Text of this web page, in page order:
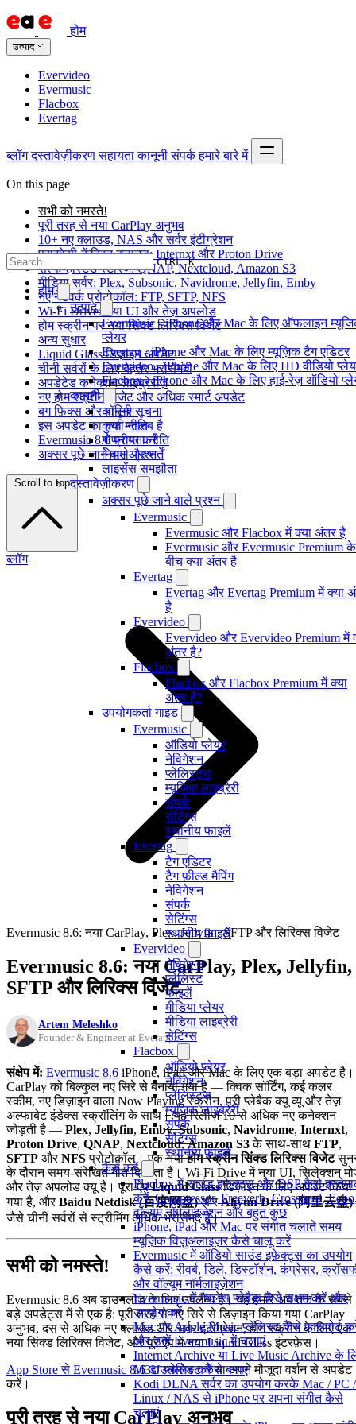
होम
उत्पाद
Evervideo
Evermusic
Flacbox
Evertag
ब्लॉग दस्तावेज़ीकरण सहायता कानूनी संपर्क हमारे बारे में
CTRL K
होम
उत्पाद
Evermusic - iPhone और Mac के लिए ऑफलाइन
प्लेयर
Evertag - iPhone और Mac के लिए म्यूज़िक टैग एडिटर
Evervideo - iPhone और Mac के लिए HD वीडियो
Flacbox - iPhone और Mac के लिए हाई-रेज़ ऑडियो
कानूनी
कानूनी सूचना
कुकी नीति
गोपनीयता नीति
नियम और शर्तें
लाइसेंस समझौता
दस्तावेज़ीकरण
अक्सर पूछे जाने वाले प्रश्न
Evermusic
Evermusic और Flacbox में क्या अंतर है
Evermusic और Evermusic Premium के
बीच क्या अंतर है
Evertag
Evertag और Evertag Premium में क्या
है
Evervideo
Evervideo और Evervideo Premium में
अंतर है?
Flacbox
Flacbox और Flacbox Premium में क्या
अंतर है?
उपयोगकर्ता गाइड
Evermusic
ऑडियो प्लेयर
नेविगेशन
प्लेलिस्ट्स
म्यूजिक लाइब्रेरी
संपर्क
सेटिंग्स
स्थानीय फाइलें
Evertag
टैग एडिटर
टैग फ़ील्ड मैपिंग
नेविगेशन
संपर्क
सेटिंग्स
स्थानीय फ़ाइलें
Evervideo
नेविगेशन
प्लेलिस्ट
फाइलें
मीडिया प्लेयर
मीडिया लाइब्रेरी
सेटिंग्स
Flacbox
ऑडियो प्लेयर
नेविगेशन
प्लेलिस्ट्स
म्यूज़िक लाइब्रेरी
संपर्क
सेटिंग्स
स्थानीय फ़ाइलें
कैसे करें
Flacbox में साउंड इफेक्ट्स और DSP कैसे
करें: Compressor, Freeverb, Crossfeed,
वॉल्यूम नॉर्मलाइज़ेशन और बहुत कुछ
iPhone, iPad और Mac पर संगीत चलाते समय
म्यूज़िक विज़ुअलाइज़र कैसे चालू करें
Evermusic में ऑडियो साउंड इफ़ेक्ट्स का उपयोग
कैसे करें: रीवर्ब, डिले, डिस्टॉर्शन, कंप्रेसर,
और वॉल्यूम नॉर्मलाइज़ेशन
Evermusic में गैपलेस प्लेबैक कैसे सक्षम करें और
उपयोग करें
Mac पर Apple Music प्लेलिस्ट कैसे एक्सपोर्ट
और उन्हें Evermusic में चलाएं
Internet Archive या Live Music Archive के
M3U प्लेलिस्ट कैसे बनाएं
Kodi DLNA सर्वर का उपयोग करके Mac / PC /
Linux / NAS से iPhone पर अपना संगीत कैसे
चलाएं
On this page
सभी को नमस्ते!
पूरी तरह से नया CarPlay अनुभव
10+ नए क्लाउड, NAS और सर्वर इंटीग्रेशन
प्राइवेसी-केंद्रित क्लाउड: Internxt और Proton Drive
सेल्फ-होस्टेड स्टोरेज: QNAP, Nextcloud, Amazon S3
मीडिया सर्वर: Plex, Subsonic, Navidrome, Jellyfin, Emby
नए नेटवर्क प्रोटोकॉल: FTP, SFTP, NFS
Wi-Fi Drive: नया UI और तेज़ अपलोड
होम स्क्रीन पर नया सिंक्ड लिरिक्स विजेट
अन्य सुधार
Liquid Glass डिज़ाइन अपडेट
चीनी सर्वरों के लिए बेहतर भरोसेमंदी
अपडेटेड कनेक्शन लाइब्रेरीज़
नए होम स्क्रीन विजेट और अधिक स्मार्ट अपडेट
बग फ़िक्स और पॉलिश
इस अपडेट का क्या मतलब है
Evermusic 8.6 प्राप्त करें
अक्सर पूछे जाने वाले प्रश्न
Scroll to top
ब्लॉग
Evermusic 8.6: नया CarPlay, Plex, Jellyfin, SFTP और लिरिक्स विजेट
Evermusic 8.6: नया CarPlay, Plex, Jellyfin,
SFTP और लिरिक्स विजेट
Artem Meleshko
Founder & Engineer at Everappz
संक्षेप में: Evermusic 8.6 iPhone, iPad और Mac के लिए एक बड़ा अपडेट है।
CarPlay को बिल्कुल नए सिरे से बनाया गया है — क्विक सॉर्टिंग, कई कलर
स्कीम, नए डिज़ाइन वाला Now Playing स्क्रीन, पूरी प्लेबैक क्यू व्यू और तेज़
अल्फाबेट इंडेक्स स्क्रॉलिंग के साथ। यह रिलीज़ 10 से अधिक नए कनेक्शन
जोड़ती है — Plex, Jellyfin, Emby,Subsonic, Navidrome, Internxt,
Proton Drive, QNAP, Nextcloud,Amazon S3के साथ-साथ FTP,
SFTP औरNFSप्रोटोकॉल। एक नयाहोम स्क्रीन सिंक्ड लिरिक्स विजेट
के दौरान समय-संरेखित गीत दिखाता है। Wi-Fi Drive में नया UI, सिलेक्शन
और तेज़ अपलोड क्यू है। पूरा ऐपLiquid Glassडिज़ाइन के लिए अपडेट किया
गया है, औरBaidu Netdisk (百度网盘)औरAliyun Drive (阿里云盘)
जैसे चीनी सर्वरों से स्ट्रीमिंग अधिक भरोसेमंद है।
सभी को नमस्ते!
Evermusic 8.6 अब डाउनलोड के लिए उपलब्ध है। यह हमारे अब तक के सबसे
बड़े अपडेट्स में से एक है: पूरी तरह से नए सिरे से डिज़ाइन किया गया CarPlay
अनुभव, दस से अधिक नए क्लाउड और सर्वर इंटीग्रेशन, होम स्क्रीन के लिए एक
नया सिंक्ड लिरिक्स विजेट, और पूरे ऐप में नया Liquid Glass इंटरफ़ेस।
App Store से Evermusic 8.6 डाउनलोड करेंया अपने मौजूदा वर्शन से अपडेट
करें।
पूरी तरह से नया CarPlay अनुभव